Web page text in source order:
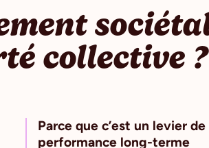
collective ?
Parce que c’est un levier de
performance long-terme